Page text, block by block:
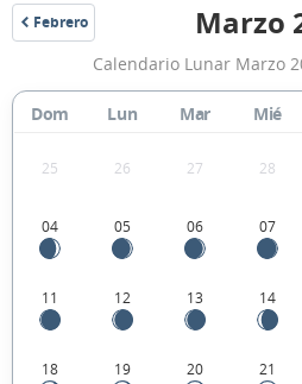
Febrero
2035 Marzo
Calendario Lunar Marzo
Dom Lun Mar Mié
25 26 27 28
04 05 06 07
11 12 13 14
18 19 20 21